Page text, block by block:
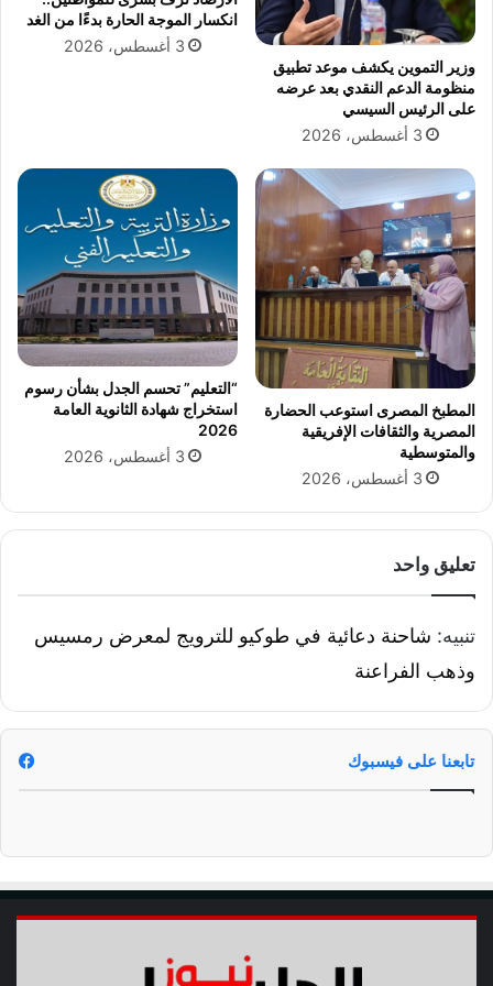
خ
ر
ج
ع
ن
ت
ه
و
ي
و
ض
ح
ا
ل
ح
ق
ي
ق
ل
ل
ج
م
ه
ر
ل
غ
ي
ن
ت
ج
1
9
د
ا
ر
ة
ا
ت
خ
ا
ي
ة
ف
خ
ط
و
ة
ي
م
س
ق
و
ت
وزير التموين يكشف موعد تطبيق
منظومة الدعم النقدي بعد عرضه
على الرئيس السيسي
3 أغسطس، 2026
انكسار الموجة الحارة بدءًا من الغد
3 أغسطس، 2026
المطبخ المصرى استوعب الحضارة
المصرية والثقافات الإفريقية
والمتوسطية
3 أغسطس، 2026
“التعليم” تحسم الجدل بشأن رسوم
استخراج شهادة الثانوية العامة
2026
3 أغسطس، 2026
تعليق واحد
تنبيه: شاحنة دعائية في طوكيو للترويج لمعرض رمسيس
وذهب الفراعنة
تابعنا على فيسبوك